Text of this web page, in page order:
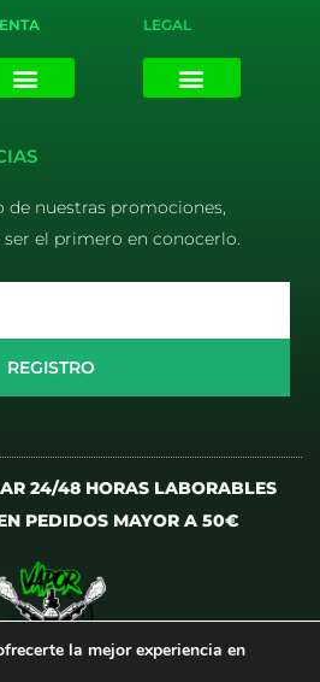
LEGAL
de nuestras promociones,
el primero en conocerlo.
REGISTRO
24/48 HORAS LABORABLES
PEDIDOS MAYOR A 50€
la mejor experiencia en